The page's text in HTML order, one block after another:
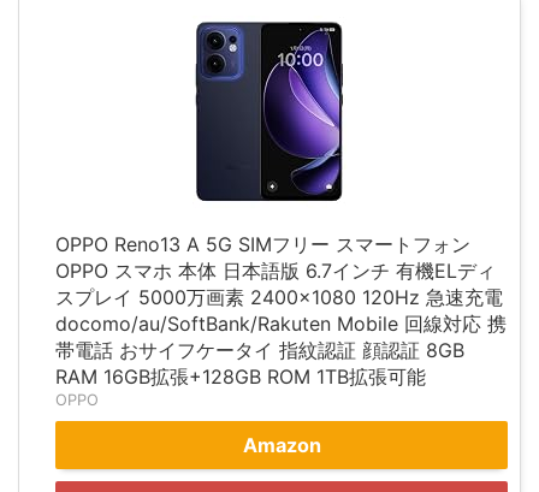
OPPO Reno13 A 5G SIMフリー スマートフォン
OPPO スマホ 本体 日本語版 6.7インチ 有機ELディ
スプレイ 5000万画素 2400×1080 120Hz 急速充電
docomo/au/SoftBank/Rakuten Mobile 回線対応 携
帯電話 おサイフケータイ 指紋認証 顔認証 8GB
RAM 16GB拡張+128GB ROM 1TB拡張可能
OPPO
Amazon